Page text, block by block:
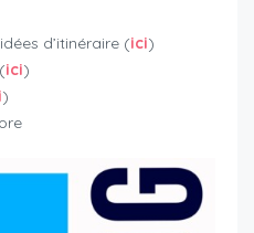
d’itinéraire (ici)
ici)
)